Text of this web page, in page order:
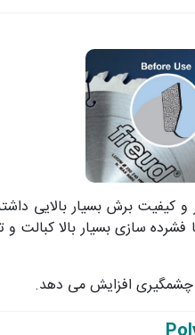
برش بسیار بالایی
سازی بسیار بالا کبالت و